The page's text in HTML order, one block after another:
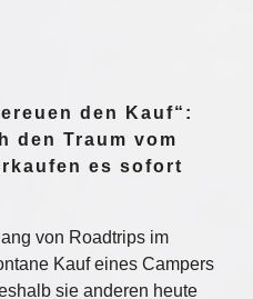
den Kauf“:
den Traum vom
es sofort
von Roadtrips im
Kauf eines Campers
sie anderen heute